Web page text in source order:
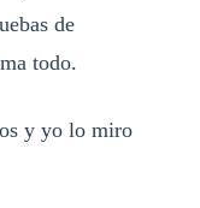
de
todo.
y yo lo miro